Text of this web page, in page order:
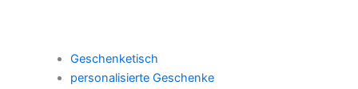
Geschenketisch
personalisierte Geschenke